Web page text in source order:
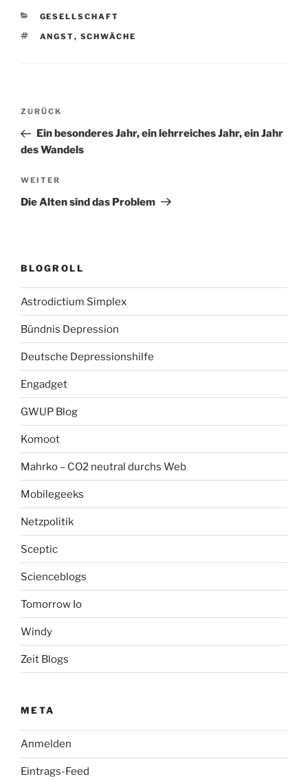
KATEGORIEN
GESELLSCHAFT
SCHLAGWÖRTER
ANGST, SCHWÄCHE
Beitragsnavigation
Vorheriger
Beitrag
ZURÜCK
Ein besonderes Jahr, ein lehrreiches Jahr, ein Jahr
des Wandels
Nächster
Beitrag
WEITER
Die Alten sind das Problem
BLOGROLL
Astrodictium Simplex
Bündnis Depression
Deutsche Depressionshilfe
Engadget
GWUP Blog
Komoot
Mahrko – CO2 neutral durchs Web
Mobilegeeks
Netzpolitik
Sceptic
Scienceblogs
Tomorrow Io
Windy
Zeit Blogs
META
Anmelden
Eintrags-Feed